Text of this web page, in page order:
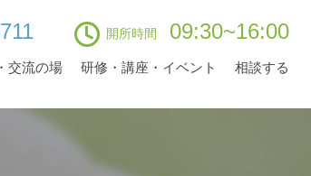
開所時間 09:30~16:00
交流の場 研修・講座・イベント 相談する